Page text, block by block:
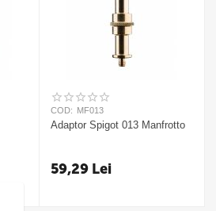
COD: MF013
Adaptor Spigot 013 Manfrotto
59,29 Lei